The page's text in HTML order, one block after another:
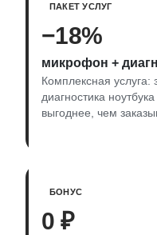
ПАКЕТ УСЛУГ
−18%
микрофон +
Комплексная
диагностика
выгоднее, чем
БОНУС
0 ₽